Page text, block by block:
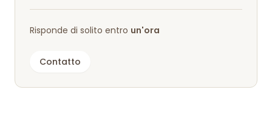
Risponde di solito entro un'ora
Contatto